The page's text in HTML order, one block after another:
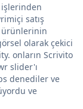
satış
ürünlerinin
olarak çekici
onların Scrivito
slider'ı
denediler ve
ve